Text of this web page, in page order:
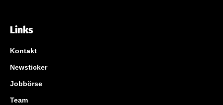
Links
Kontakt
Newsticker
Jobbörse
Team